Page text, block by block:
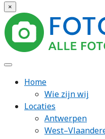
×
Home
Wie zijn wij
Locaties
Antwerpen